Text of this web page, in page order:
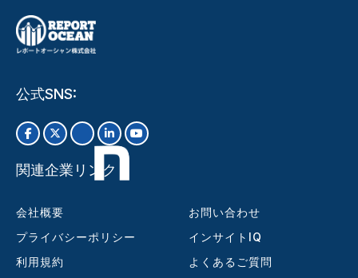
公式SNS:
関連企業リンク
会社概要
プライバシーポリシー
利用規約
お問い合わせ
インサイトIQ
よくあるご質問